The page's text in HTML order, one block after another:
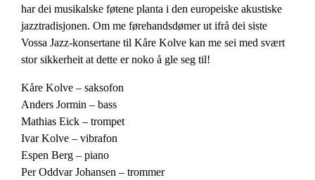
har dei musikalske føtene planta i den europeiske akustiske
jazztradisjonen. Om me førehandsdømer ut ifrå dei siste
Vossa Jazz-konsertane til Kåre Kolve kan me sei med svært
stor sikkerheit at dette er noko å gle seg til!
Kåre Kolve – saksofon
Anders Jormin – bass
Mathias Eick – trompet
Ivar Kolve – vibrafon
Espen Berg – piano
Per Oddvar Johansen – trommer